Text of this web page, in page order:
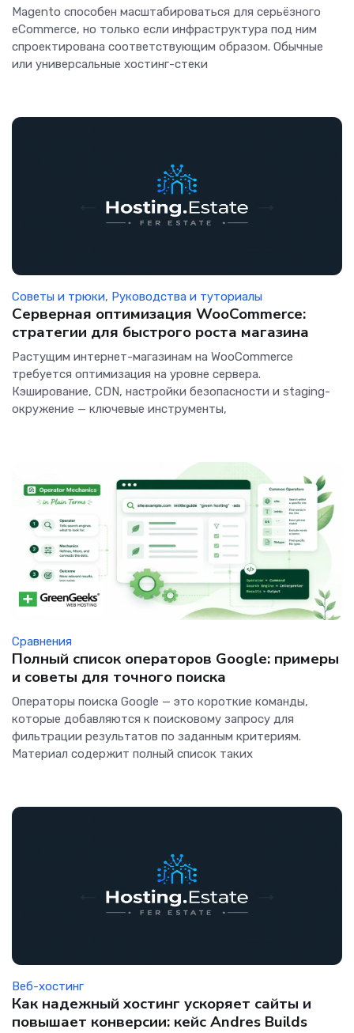
Magento способен масштабироваться для серьёзного
eCommerce, но только если инфраструктура под ним
спроектирована соответствующим образом. Обычные
или универсальные хостинг-стеки
Советы и трюки, Руководства и туториалы
Серверная оптимизация WooCommerce:
стратегии для быстрого роста магазина
Растущим интернет-магазинам на WooCommerce
требуется оптимизация на уровне сервера.
Кэширование, CDN, настройки безопасности и staging-
окружение — ключевые инструменты,
Сравнения
Полный список операторов Google: примеры
и советы для точного поиска
Операторы поиска Google — это короткие команды,
которые добавляются к поисковому запросу для
фильтрации результатов по заданным критериям.
Материал содержит полный список таких
Веб-хостинг
Как надежный хостинг ускоряет сайты и
повышает конверсии: кейс Andres Builds